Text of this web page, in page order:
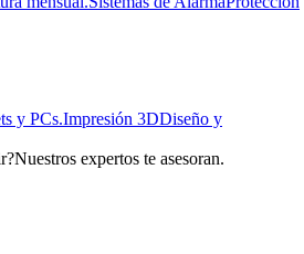
y PCs.Impresión 3DDiseño y
Nuestros expertos te asesoran.